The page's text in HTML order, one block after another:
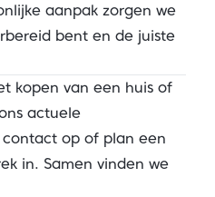
aanpak zorgen we
bent en de juiste
kopen van een huis of
actuele
op of plan een
in. Samen vinden we